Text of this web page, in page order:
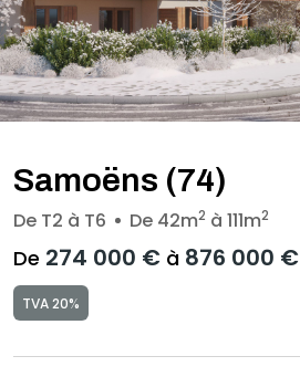
Samoëns (74)
De T2 à T6 De 42m2 à 111m2
De 274 000 € à 876 000 €
TVA 20%